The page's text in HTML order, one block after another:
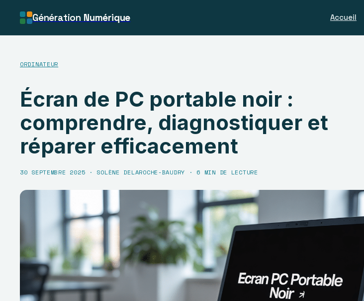
Génération Numérique Accueil
ORDINATEUR
Écran de PC portable noir :
comprendre, diagnostiquer et
réparer efficacement
30 SEPTEMBRE 2025 · SOLÈNE DELAROCHE-BAUDRY · 6 MIN DE LECTURE